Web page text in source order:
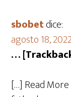
sbobetdice:
agosto 18,
…
[…] Read